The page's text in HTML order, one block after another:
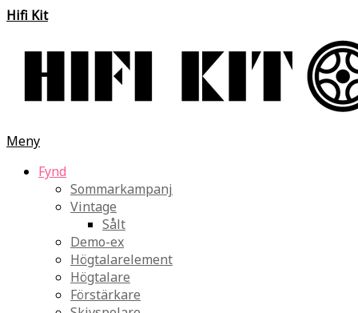
Hifi Kit
Meny
Fynd
Sommarkampanj
Vintage
Sålt
Demo-ex
Högtalarelement
Högtalare
Förstärkare